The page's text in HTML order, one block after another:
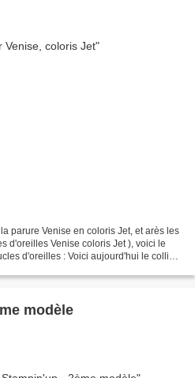
parure Venise en coloris Jet, et arès les
d'oreilles Venise coloris Jet ), voici le
d'oreilles : Voici aujourd'hui le collier
modèle